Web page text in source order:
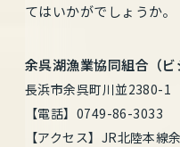
てはいかがでしょうか。
余呉湖漁業協同組合（ビ
長浜市余呉町川並2380-1
【電話】0749-86-3033
【アクセス】JR北陸本線